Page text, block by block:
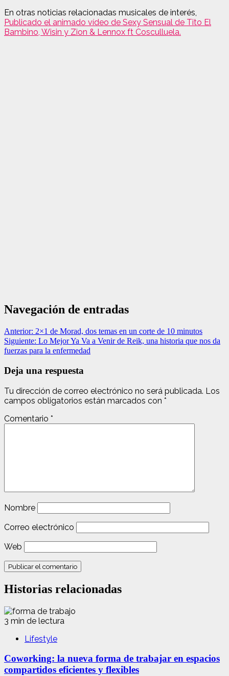
En otras noticias relacionadas musicales de interés,
Publicado el animado vídeo de Sexy Sensual de Tito El
Bambino, Wisin y Zion & Lennox ft Cosculluela.
Navegación de entradas
Anterior: 2×1 de Morad, dos temas en un corte de 10 minutos
Siguiente: Lo Mejor Ya Va a Venir de Reik, una historia que nos da
fuerzas para la enfermedad
Deja una respuesta
Tu dirección de correo electrónico no será publicada. Los
campos obligatorios están marcados con *
Comentario *
Nombre
Correo electrónico
Web
Historias relacionadas
3 min de lectura
Lifestyle
Coworking: la nueva forma de trabajar en espacios
compartidos eficientes y flexibles